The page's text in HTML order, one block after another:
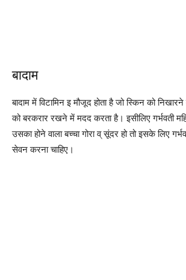
बादाम
बादाम में विटामिन इ मौजूद होता है जो स्किन को
को बरकरार रखने में मदद करता है। इसीलिए गर्भवती
उसका होने वाला बच्चा गोरा व् सूंदर हो तो इसके लिए
सेवन करना चाहिए।